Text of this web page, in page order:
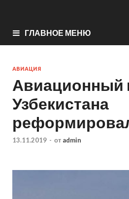
ГЛАВНОЕ МЕНЮ
АВИАЦИЯ
Авиационный
Узбекистана
13.11.2019 - от admin